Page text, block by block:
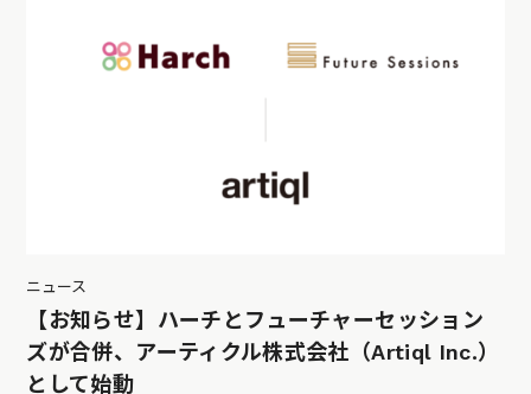
ニュース
【お知らせ】ハーチとフューチャーセッション
ズが合併、アーティクル株式会社（Artiql Inc.）
として始動